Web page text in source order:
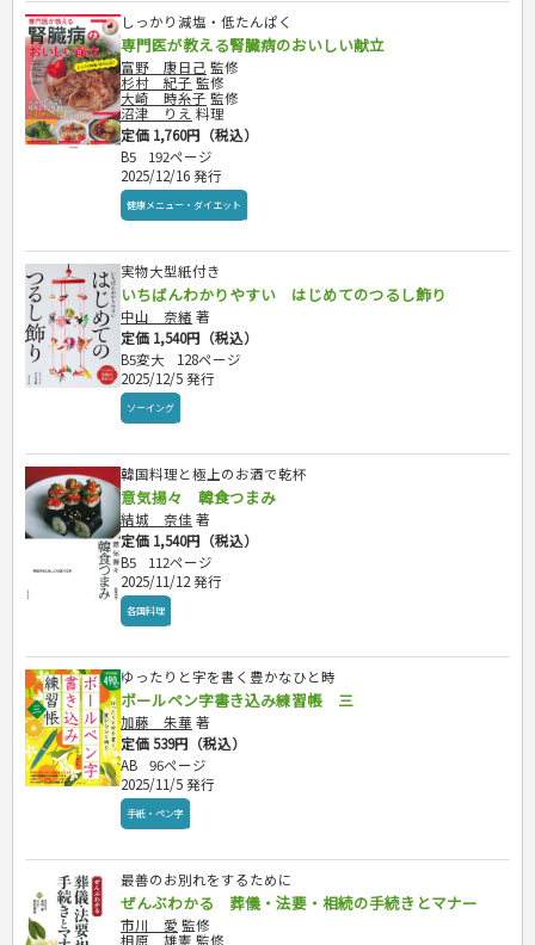
しっかり減塩・低たんぱく
専門医が教える腎臓病のおいしい献立
富野 康日己 監修
杉村 紀子 監修
大崎 時糸子 監修
沼津 りえ 料理
定価 1,760円（税込）
B5
192ページ
2025/12/16 発行
健康メニュー・ダイエット
実物大型紙付き
いちばんわかりやすい はじめてのつるし飾り
中山 奈緒 著
定価 1,540円（税込）
B5変大
128ページ
2025/12/5 発行
ソーイング
韓国料理と極上のお酒で乾杯
意気揚々 韓食つまみ
結城 奈佳著
定価 1,540円（税込）
B5
112ページ
2025/11/12 発行
各国料理
ゆったりと字を書く豊かなひと時
ボールペン字書き込み練習帳 三
加藤 朱華 著
定価 539円（税込）
AB
96ページ
2025/11/5 発行
手紙・ペン字
最善のお別れをするために
ぜんぶわかる 葬儀・法要・相続の手続きとマナー
市川 愛 監修
相原 雄憲 監修